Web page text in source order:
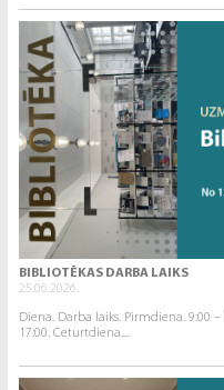
BIBLIOTĒKAS DARBA LAIKS
25.06.2026.
Diena. Darba laiks. Pirmdiena. 9:00 –
17:00. Ceturtdiena....